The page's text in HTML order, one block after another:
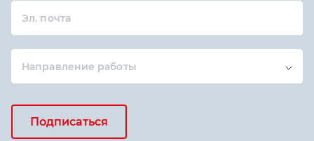
Эл. почта
Направление работы
Подписаться